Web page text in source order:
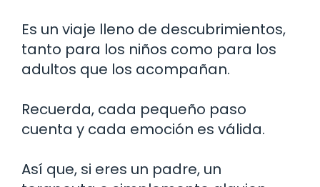
Es un viaje lleno de descubrimientos,
tanto para los niños como para los
adultos que los acompañan.
Recuerda, cada pequeño paso
cuenta y cada emoción es válida.
Así que, si eres un padre, un